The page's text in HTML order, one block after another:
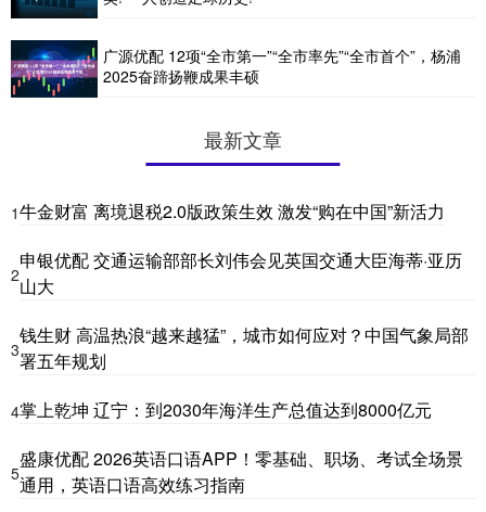
广源优配 12项“全市第一”“全市率先”“全市首个”，杨浦
2025奋蹄扬鞭成果丰硕
最新文章
1牛金财富 离境退税2.0版政策生效 激发“购在中国”新活力
2
申银优配 交通运输部部长刘伟会见英国交通大臣海蒂·亚历
山大
3
钱生财 高温热浪“越来越猛”，城市如何应对？中国气象局部
署五年规划
4掌上乾坤 辽宁：到2030年海洋生产总值达到8000亿元
5
盛康优配 2026英语口语APP！零基础、职场、考试全场景
通用，英语口语高效练习指南